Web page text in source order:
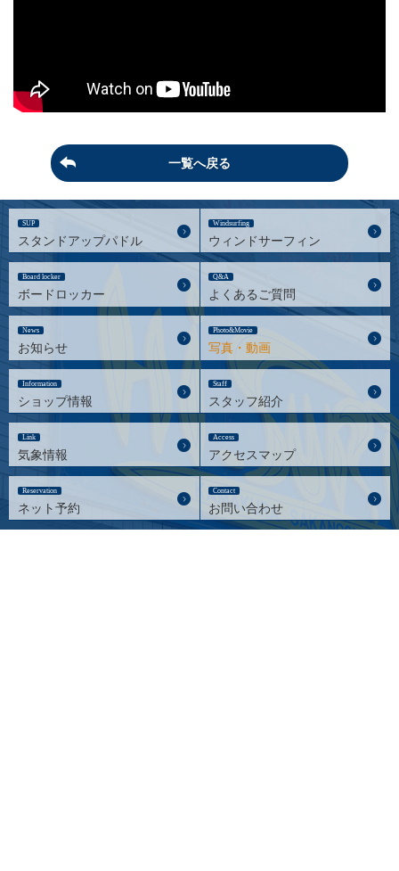
一覧へ戻る
SUP
スタンドアップパドル
Windsurfing
ウィンドサーフィン
Board locker
ボードロッカー
Q&A
よくあるご質問
News
お知らせ
Photo&Movie
写真・動画
Information
ショップ情報
Staff
スタッフ紹介
Link
気象情報
Access
アクセスマップ
Reservation
ネット予約
Contact
お問い合わせ